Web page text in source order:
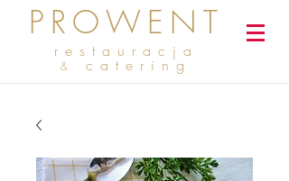
PROWENT
restauracja
& catering